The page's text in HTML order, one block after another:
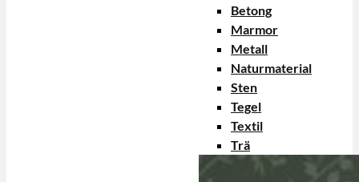
Betong
Marmor
Metall
Naturmaterial
Sten
Tegel
Textil
Trä